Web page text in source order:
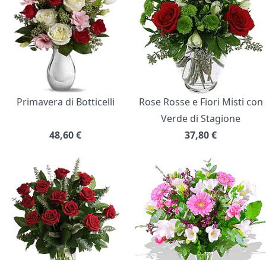
Primavera di Botticelli
48,60€
Rose Rosse e Fiori Misti con
Verde di Stagione
37,80€